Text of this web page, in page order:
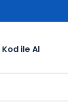
Kod ile Al